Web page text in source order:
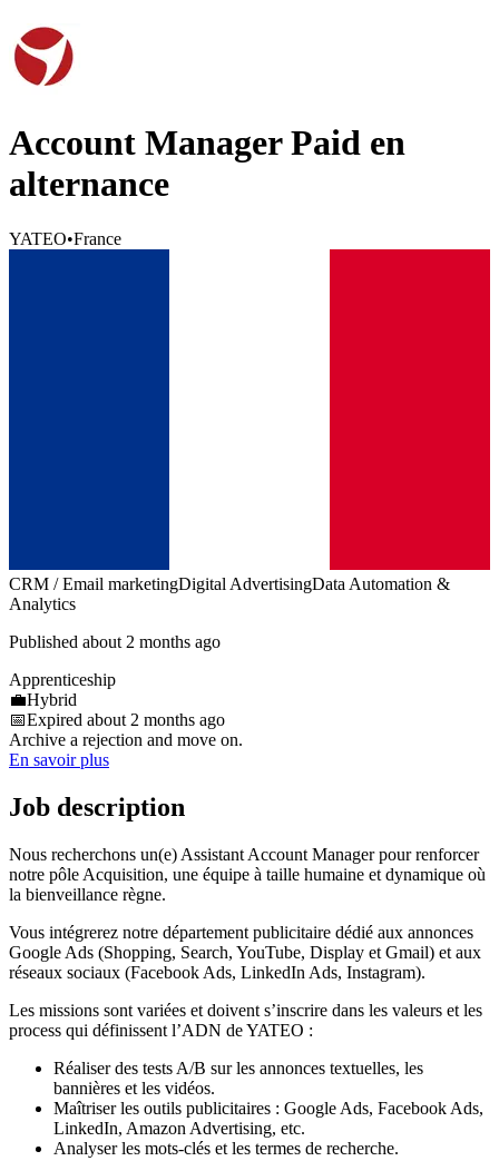
Account Manager Paid en
alternance
YATEO•France
CRM / Email marketingDigital AdvertisingData Automation &
Analytics
Published about 2 months ago
Apprenticeship
💼Hybrid
📅Expired about 2 months ago
Archive a rejection and move on.
En savoir plus
Job description
Nous recherchons un(e) Assistant Account Manager pour renforcer
notre pôle Acquisition, une équipe à taille humaine et dynamique où
la bienveillance règne.
Vous intégrerez notre département publicitaire dédié aux annonces
Google Ads (Shopping, Search, YouTube, Display et Gmail) et aux
réseaux sociaux (Facebook Ads, LinkedIn Ads, Instagram).
Les missions sont variées et doivent s’inscrire dans les valeurs et les
process qui définissent l’ADN de YATEO :
Réaliser des tests A/B sur les annonces textuelles, les
bannières et les vidéos.
Maîtriser les outils publicitaires : Google Ads, Facebook Ads,
LinkedIn, Amazon Advertising, etc.
Analyser les mots-clés et les termes de recherche.